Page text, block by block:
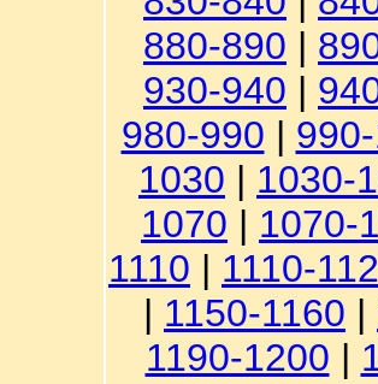
880-890 |
930-940 |
980-990 |
1030 | 1030-
1070 | 1070-
1110 | 1110-
| 1150-1160 |
1190-1200 |